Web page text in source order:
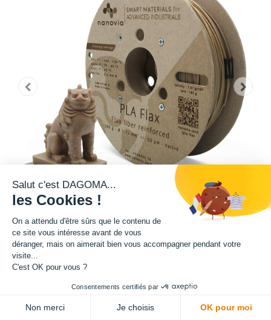
Diamètre : 1.75 mm
Grammage : 2000 g
Salut c'est DAGOMA...
les Cookies !
On a attendu d'être sûrs que le contenu de
ce site vous intéresse avant de vous
déranger, mais on aimerait bien vous accompagner pendant votre
visite...
C'est OK pour vous ?
Consentements certifiés par
Non merci Je choisis OK pour moi